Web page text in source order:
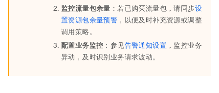
监控流量包余量 ：若已购买流量包，请同步设
置资源包余量预警 ，以便及时补充资源或调整
调用策略。
配置业务监控 ：参见告警通知设置 ，监控业务
异动，及时识别业务请求波动。